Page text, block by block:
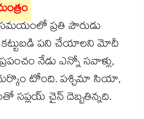
సమయంలో ప్రతి పౌరుడు
పని చేయాలని మోదీ
నేడు ఎన్నో సవాళ్లు,
టోంది. పశ్చిమా సియా,
సప్లయ్ చైన్ దెబ్బతిన్నది.